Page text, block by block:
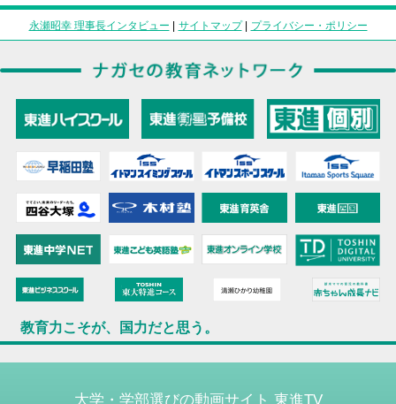
永瀬昭幸 理事長インタビュー | サイトマップ| プライバシー・ポリシー
教育力こそが、国力だと思う。
大学・学部選びの動画サイト 東進TV